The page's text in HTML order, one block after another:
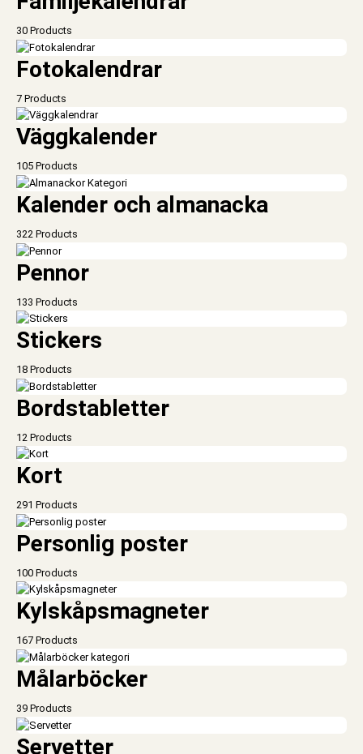
30 Products
Fotokalendrar
7 Products
Väggkalender
105 Products
Kalender och almanacka
322 Products
Pennor
133 Products
Stickers
18 Products
Bordstabletter
12 Products
Kort
291 Products
Personlig poster
100 Products
Kylskåpsmagneter
167 Products
Målarböcker
39 Products
Servetter